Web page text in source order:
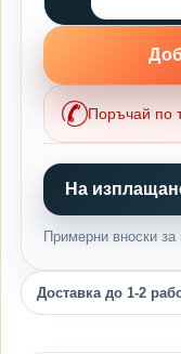
Поръчай по
На
Примерни вноски
Доставка до 1-2